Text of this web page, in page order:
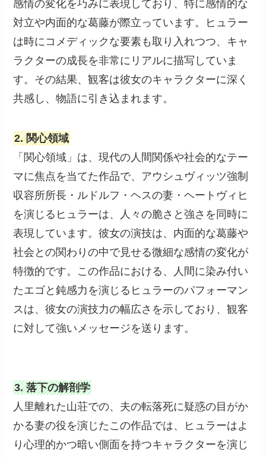
感情の変化を巧みに表現しており、特に感情的な
対立や内面的な葛藤が際立っています。ヒュラー
は時にコメディックな要素も取り入れつつ、キャ
ラクターの成長を非常にリアルに描写していま
す。その結果、観客は彼女のキャラクターに深く
共感し、物語に引き込まれます。
2. 関心領域
「関心領域」は、現代の人間関係や社会的なテー
マに焦点を当てた作品で、アウシュヴィッツ強制
収容所所長・ルドルフ・ヘスの妻・ヘートヴィヒ
を演じるヒュラーは、人々の脆さと強さを同時に
表現しています。彼女の演技は、内面的な葛藤や
社会との関わりの中で見せる微細な感情の変化が
特徴的です。この作品における、人間に染み付い
たエゴと鈍感力を演じるヒュラーのパフォーマン
スは、彼女の演技力の幅広さを示しており、観客
に対して強いメッセージを送ります。
3. 落下の解剖学
人里離れた山荘での、夫の転落死に疑惑の目がか
かる妻の役を演じたこの作品では、ヒュラーはよ
り心理的かつ暗い側面を持つキャラクターを演じ